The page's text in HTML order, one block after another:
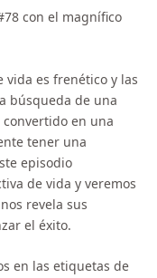
con el magnífico
es frenético y las
búsqueda de una
en una
tener una
episodio
de vida y veremos
revela sus
el éxito.
en las etiquetas de